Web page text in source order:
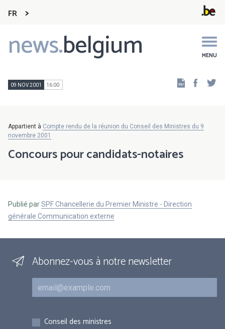
FR
news.belgium MENU
Main
navigation
09 NOV 2001 16:00
Appartient à Compte rendu de la réunion du Conseil des Ministres du 9
novembre 2001
Concours pour candidats-notaires
Publié parSPF Chancellerie du Premier Ministre - Direction
générale Communication externe
Abonnez-vous à notre newsletter
Courriel
Inscriptions
Conseil des ministres